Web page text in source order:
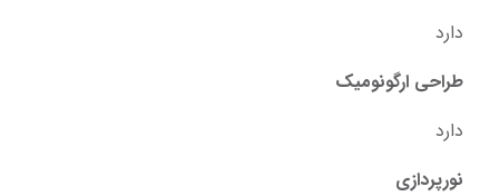
دارد
طراحی ارگونومیک
دارد
نورپردازی